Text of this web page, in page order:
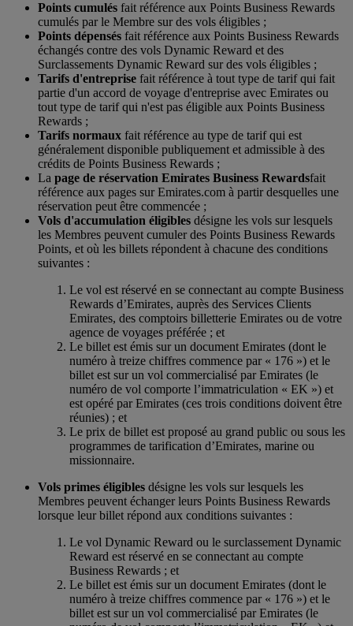
Points cumulés fait référence aux Points Business Rewards
cumulés par le Membre sur des vols éligibles ;
Points dépensés fait référence aux Points Business Rewards
échangés contre des vols Dynamic Reward et des
Surclassements Dynamic Reward sur des vols éligibles ;
Tarifs d'entreprise fait référence à tout type de tarif qui fait
partie d'un accord de voyage d'entreprise avec Emirates ou
tout type de tarif qui n'est pas éligible aux Points Business
Rewards ;
Tarifs normaux fait référence au type de tarif qui est
généralement disponible publiquement et admissible à des
crédits de Points Business Rewards ;
La page de réservation Emirates Business Rewardsfait
référence aux pages sur Emirates.com à partir desquelles une
réservation peut être commencée ;
Vols d'accumulation éligibles désigne les vols sur lesquels
les Membres peuvent cumuler des Points Business Rewards
Points, et où les billets répondent à chacune des conditions
suivantes :
Le vol est réservé en se connectant au compte Business
Rewards d’Emirates, auprès des Services Clients
Emirates, des comptoirs billetterie Emirates ou de votre
agence de voyages préférée ; et
Le billet est émis sur un document Emirates (dont le
numéro à treize chiffres commence par « 176 ») et le
billet est sur un vol commercialisé par Emirates (le
numéro de vol comporte l’immatriculation « EK ») et
est opéré par Emirates (ces trois conditions doivent être
réunies) ; et
Le prix de billet est proposé au grand public ou sous les
programmes de tarification d’Emirates, marine ou
missionnaire.
Vols primes éligibles désigne les vols sur lesquels les
Membres peuvent échanger leurs Points Business Rewards
lorsque leur billet répond aux conditions suivantes :
Le vol Dynamic Reward ou le surclassement Dynamic
Reward est réservé en se connectant au compte
Business Rewards ; et
Le billet est émis sur un document Emirates (dont le
numéro à treize chiffres commence par « 176 ») et le
billet est sur un vol commercialisé par Emirates (le